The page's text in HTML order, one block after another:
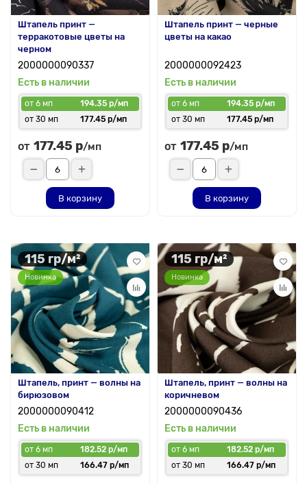
Штапель принт —
терракотовые цветы на
черном
2000000090337
Есть в наличии
от 6 мп
194.35 р/мп
от 30 мп
177.45 р/мп
от 177.45 р/мп
В корзину
Штапель принт — черные
цветы на какао
2000000092423
Есть в наличии
от 6 мп
194.35 р/мп
от 30 мп
177.45 р/мп
от 177.45 р/мп
В корзину
115 гр/м²
Новинка
Штапель, принт — волны на
бирюзовом
2000000090412
Есть в наличии
от 6 мп
182.52 р/мп
от 30 мп
166.47 р/мп
115 гр/м²
Новинка
Штапель, принт — волны на
коричневом
2000000090436
Есть в наличии
от 6 мп
182.52 р/мп
от 30 мп
166.47 р/мп